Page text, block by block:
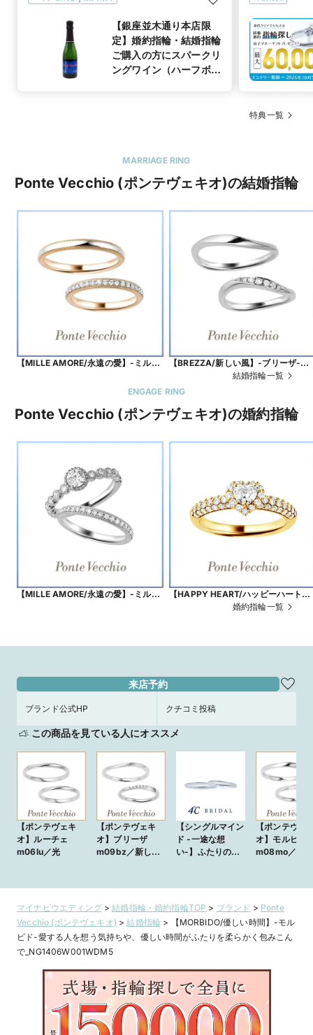
【銀座並木通り本店限
定】婚約指輪・結婚指輪
ご購入の方にスパークリ
ングワイン（ハーフボト
特典一覧
MARRIAGE RING
Ponte Vecchio (ポンテヴェキオ)の結婚指輪
【MILLE AMORE/永遠の愛】-ミルア
ともに積み重なる、数えきれないほど
【BREZZA/新しい風】-ブリーザ-た
おやかなカーブを描く立体的なフォル
ムが、指を美しく演出するスタイリッ
_DA0802W001WDMM
結婚指輪一覧
ENGAGE RING
Ponte Vecchio (ポンテヴェキオ)の婚約指輪
【MILLE AMORE/永遠の愛】-ミルア
【HAPPY HEART/ハッピーハート
ふたりの愛-幸福感あふれるオリジナ
婚約指輪一覧
来店予約
ブランド公式HP クチコミ投稿
この商品を見ている人にオススメ
【ポンテヴェキ
オ】ルーチェ
m06lu／光
【ポンテヴェキ
オ】ブリーザ
m09bz／新しい
【シングルマイン
ド -一途な想
い-】ふたりの一
輪
【ポンテヴェ
オ】モルビド
m08mo／優
マイナビウエディング>結婚指輪・婚約指輪TOP > ブランド > Ponte
Vecchio (ポンテヴェキオ) >結婚指輪 >
【MORBIDO/優しい時間】-モル
ビド-愛する人を想う気持ちや、優しい時間がふたりを柔らかく包みこん
で_NG1406W001WDM5